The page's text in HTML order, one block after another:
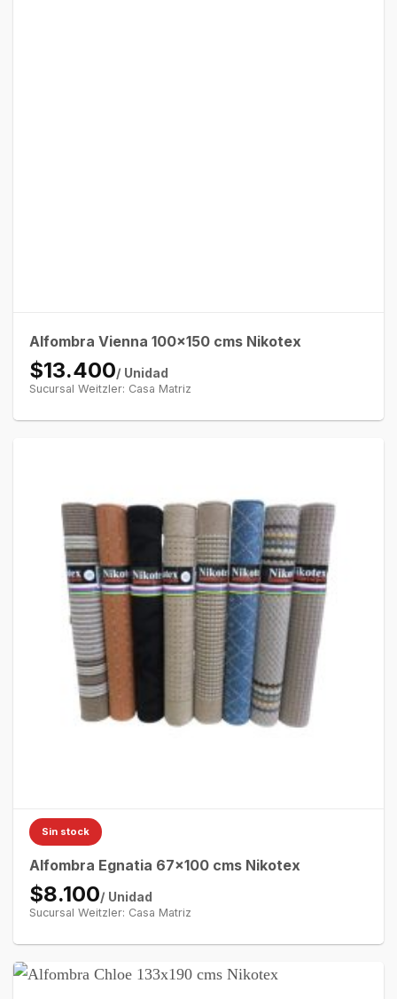
Alfombra Vienna 100×150 cms Nikotex
$13.400/ Unidad
Sucursal Weitzler: Casa Matriz
Sin stock
Alfombra Egnatia 67×100 cms Nikotex
$8.100/ Unidad
Sucursal Weitzler: Casa Matriz